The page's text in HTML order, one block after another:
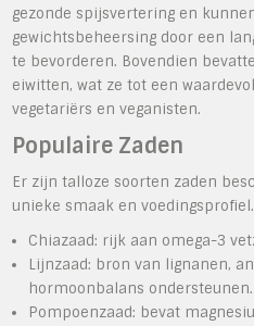
gezonde spijsvertering en
gewichtsbeheersing door een
te bevorderen. Bovendien
eiwitten, wat ze tot een
vegetariërs en veganisten.
Populaire Zaden
Er zijn talloze soorten zaden
unieke smaak en
Chiazaad: rijk aan omega-3
Lijnzaad: bron van lignanen,
hormoonbalans ondersteunen.
Pompoenzaad: bevat